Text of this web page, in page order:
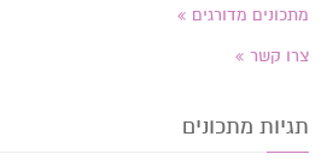
מתכונים מדורגים
צרו קשר
תגיות מתכונים